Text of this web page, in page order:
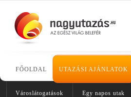
FŐOLDAL UTAZÁSI AJÁNLATOK
Városlátogatások Egy napos utak